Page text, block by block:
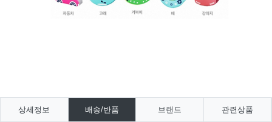
상세정보 배송/반품 브랜드 관련상품